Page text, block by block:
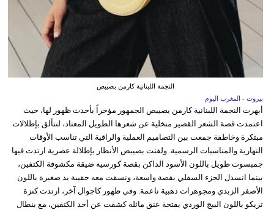
النجمة اللبنانية كارمن بصيبص
بيروت - المغرب اليوم
أبهرت النجمة اللبنانية كارمن بصيبص الجمهور مؤخراً بأحدث ظهور لها، حيث
اعتمدت قصة الشعر القصير متخلية عن شعرها الطويل المعتاد، لتتألق بإطلالات
مبتكرة وخاطفة جمعت بين التصاميم العملية والراقية التي تناسب الأوقات
النهارية والمناسبات الرسمية. ولفتت بصيبص الأنظار بإطلالة عصرية ارتدت فيها
جمبسوت طويل باللون الأسود الداكن بقصة كورسيه ضيقة مكشوفة الكتفين،
بينما انسدل الجزء السفلي بقصة واسعة، ونسقت معه حقيبة يد صغيرة باللون
الأصفر الزبدي ومجوهرات ذهبية ناعمة. وفي ظهور كاجوال آخر، ارتدت كنزة
تريكو باللون البيج الوردي بفتحة عنق مائلة كشفت عن أحد الكتفين، مع بنطال